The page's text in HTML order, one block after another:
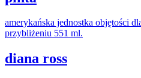
amerykańska jednostka objętości
przybliżeniu 551 ml.
diana ross